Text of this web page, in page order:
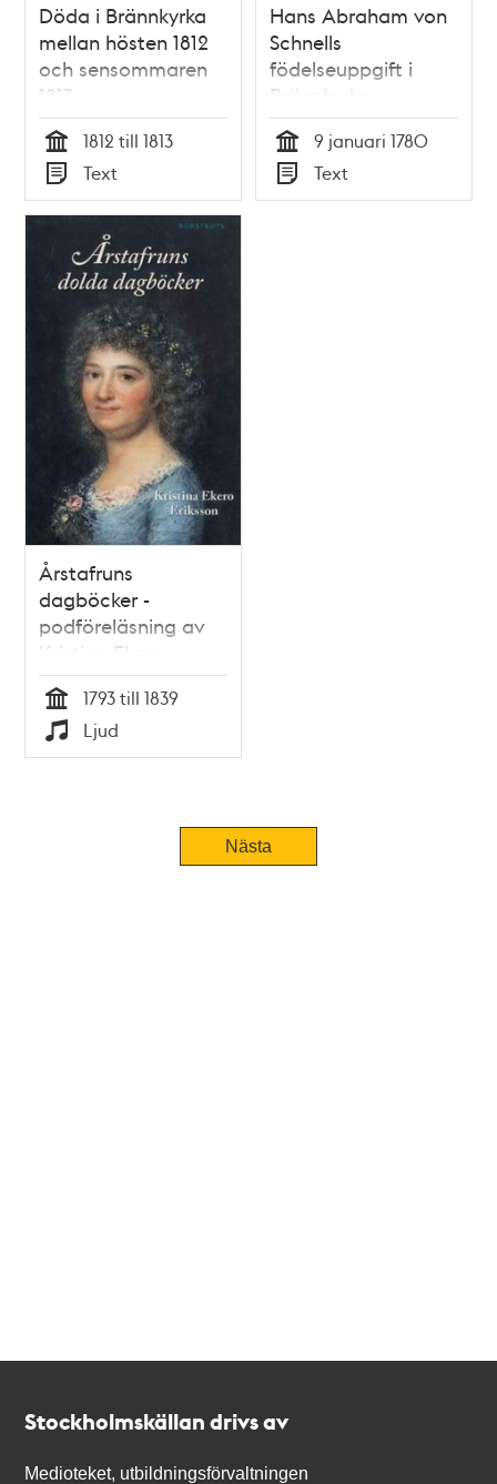
Döda i Brännkyrka
mellan hösten 1812
och sensommaren
1813
Tid
1812 till 1813
Typ
Text
Hans Abraham von
Schnells
födelseuppgift i
Brännkyrka
församling 1780
Tid
9 januari 1780
Typ
Text
Årstafruns
dagböcker -
podföreläsning av
Kristina Ekero
Eriksson
Tid
1793 till 1839
Typ
Ljud
Nästa
Stockholmskällan drivs av
Medioteket, utbildningsförvaltningen